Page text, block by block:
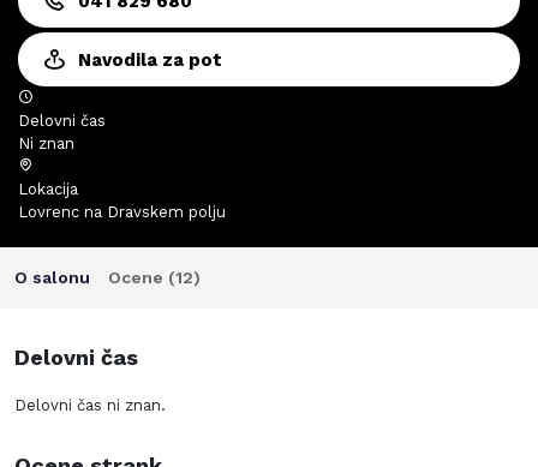
Navodila za pot
Delovni čas
Ni znan
Lokacija
Lovrenc na Dravskem polju
O salonu Ocene (12)
Delovni čas
Delovni čas ni znan.